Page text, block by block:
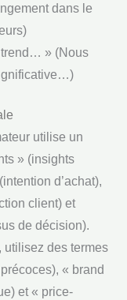
dans le
trend… » (Nous
utilise un
» (insights
d’achat),
client) et
de décision).
utilisez des termes
« brand
et « price-